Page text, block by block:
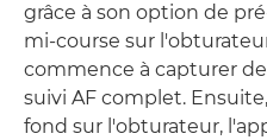
grâce à son option de
mi-course sur
commence à capturer
suivi AF complet.
fond sur l'obturateur,